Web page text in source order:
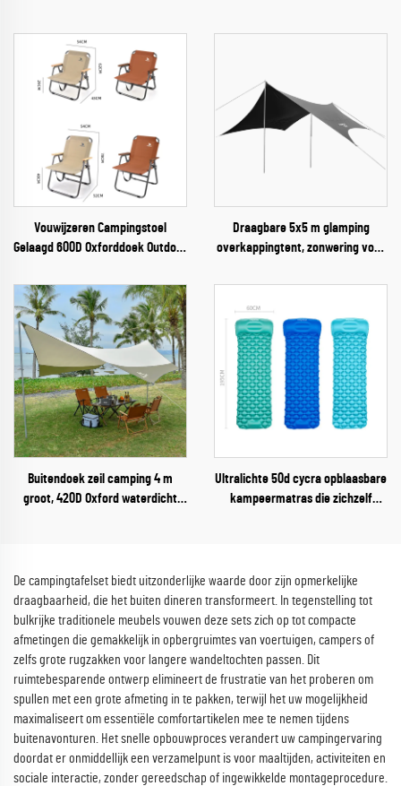
Vouwijzeren Campingstoel
Gelaagd 600D Oxforddoek Outdoor
Draagbare 5x5 m glamping
overkappingtent, zonwering voor
campings, kampeerders en
Buitendoek zeil camping 4 m
groot, 420D Oxford waterdicht
Ultralichte 50d cycra opblaasbare
kampeermatras die zichzelf
De campingtafelset biedt uitzonderlijke waarde door zijn opmerkelijke
draagbaarheid, die het buiten dineren transformeert. In tegenstelling tot
bulkrijke traditionele meubels vouwen deze sets zich op tot compacte
afmetingen die gemakkelijk in opbergruimtes van voertuigen, campers of
zelfs grote rugzakken voor langere wandeltochten passen. Dit
ruimtebesparende ontwerp elimineert de frustratie van het proberen om
spullen met een grote afmeting in te pakken, terwijl het uw mogelijkheid
maximaliseert om essentiële comfortartikelen mee te nemen tijdens
buitenavonturen. Het snelle opbouwproces verandert uw campingervaring
doordat er onmiddellijk een verzamelpunt is voor maaltijden, activiteiten en
sociale interactie, zonder gereedschap of ingewikkelde montageprocedure.